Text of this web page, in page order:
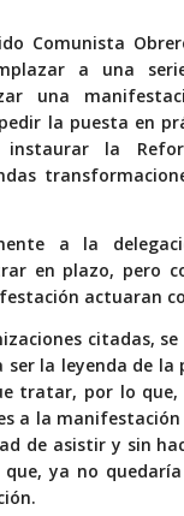
Comunista
a una
una
la puesta en
instaurar la
a la
en plazo, pero
actuaran
citadas,
la leyenda de
tratar, por lo
a la
de asistir y sin
ya no